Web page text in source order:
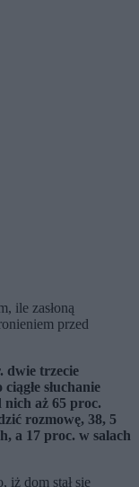
ile zasłoną
przed
dwie trzecie
słuchanie
aż 65 proc.
rozmowę, 38, 5
a 17 proc. w salach
iż dom stał się